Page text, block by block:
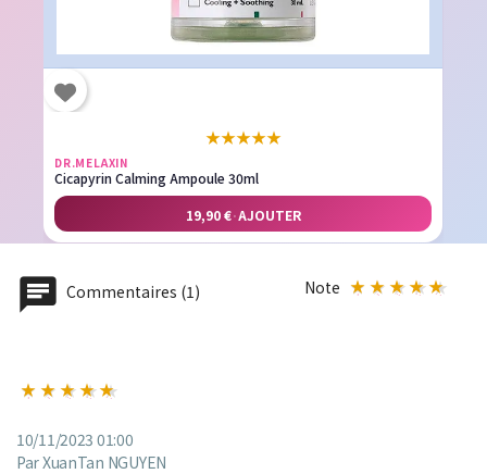
★★★★★
DR.MELAXIN
Cicapyrin Calming Ampoule 30ml
19,90 €·AJOUTER
Commentaires (1) Note
10/11/2023 01:00
Par XuanTan NGUYEN